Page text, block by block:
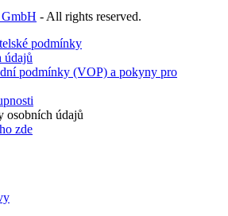
GmbH - All rights reserved.
podmínky
údajů
podmínky (VOP) a pokyny pro
osobních údajů
zde